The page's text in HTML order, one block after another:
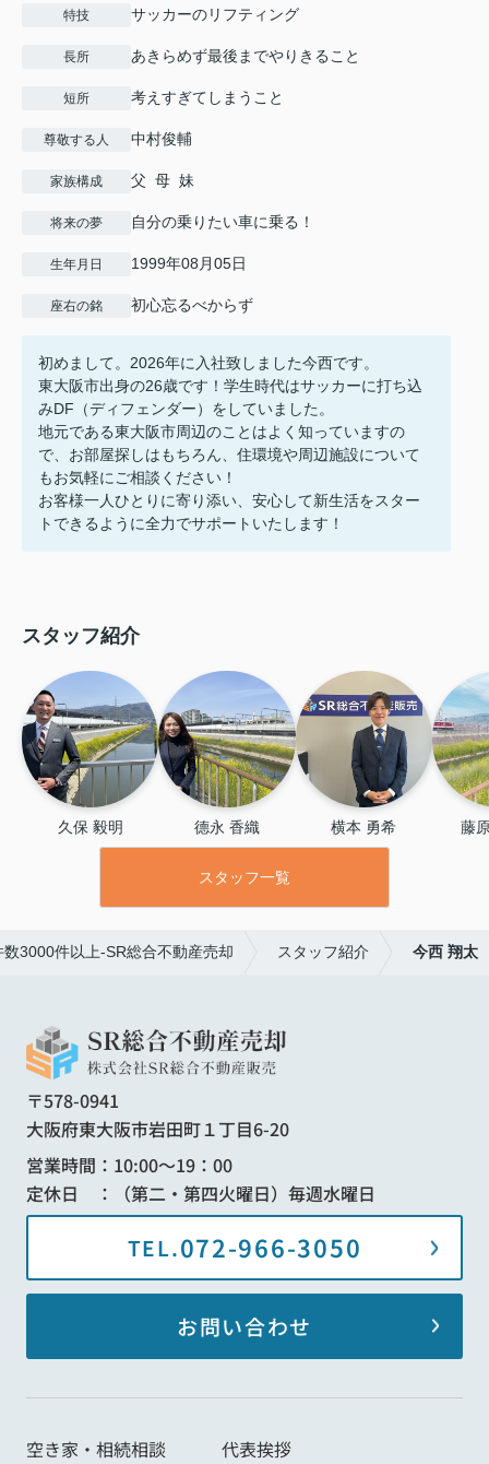
特技 サッカーのリフティング
長所 あきらめず最後までやりきること
短所 考えすぎてしまうこと
尊敬する人 中村俊輔
家族構成 父 母 妹
将来の夢 自分の乗りたい車に乗る！
生年月日 1999年08月05日
座右の銘 初心忘るべからず
初めまして。2026年に入社致しました今西です。
東大阪市出身の26歳です！学生時代はサッカーに打ち込
みDF（ディフェンダー）をしていました。
地元である東大阪市周辺のことはよく知っていますの
で、お部屋探しはもちろん、住環境や周辺施設について
もお気軽にご相談ください！
お客様一人ひとりに寄り添い、安心して新生活をスター
トできるように全力でサポートいたします！
スタッフ紹介
久保 毅明 德永 香織 横本 勇希 藤
スタッフ一覧
3000件以上-SR総合不動産売却 スタッフ紹介 今西 翔太
〒578-0941
大阪府東大阪市岩田町１丁目6-20
営業時間：10:00～19：00
定休日 ：（第二・第四火曜日）毎週水曜日
TEL.072-966-3050
お問い合わせ
空き家・相続相談
代表挨拶